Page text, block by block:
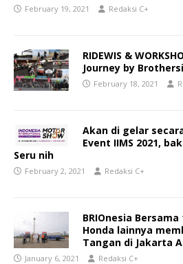
February 19, 2021 Redaksi C+
RIDEWIS &
Journey by
February 18, 2021
Akan di gelar
Event IIMS 2021,
Seru nih
February 2, 2021 Redaksi C+
BRIOnesia
Honda lainnya
Tangan di Jakarta
January 6, 2021 Redaksi C+